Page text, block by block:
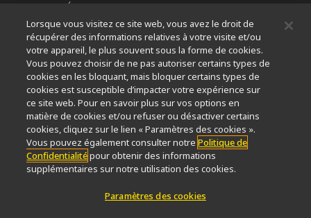
Événements
Durabilité
Bien-être
Nikon Microscopes 100th Anniversary
Popular Links
Dernières nouvelles et actualitésSélecteur d’objectifs
Resolution CalculatorPubScopeOEM
Nikon Small World
MicroscopyU
Autres Produits Nikon
Microscopie industrielle et métrologie
Lorsque vous visitez ce site web, vous avez le droit de
récupérer des informations relatives à votre visite et/ou
votre appareil, le plus souvent sous la forme de cookies.
Vous pouvez choisir de ne pas autoriser certains types de
cookies en les bloquant, mais bloquer certains types de
cookies est susceptible d’impacter votre expérience sur
ce site web. Pour en savoir plus sur vos options en
matière de cookies et/ou refuser ou désactiver certains
cookies, cliquez sur le lien « Paramètres des cookies ».
Vous pouvez également consulter notrePolitique de
Confidentialitépour obtenir des informations
supplémentaires sur notre utilisation des cookies.
Paramètres des cookies